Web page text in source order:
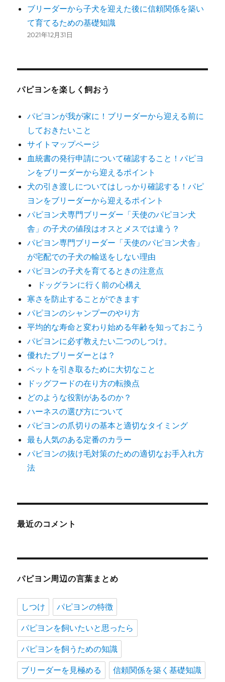
ブリーダーから子犬を迎えた後に信頼関係を築い
て育てるための基礎知識
2021年12月31日
パピヨンを楽しく飼おう
パピヨンが我が家に！ブリーダーから迎える前に
しておきたいこと
サイトマップページ
血統書の発行申請について確認すること！パピヨ
ンをブリーダーから迎えるポイント
犬の引き渡しについてはしっかり確認する！パピ
ヨンをブリーダーから迎えるポイント
パピヨン犬専門ブリーダー「天使のパピヨン犬
舎」の子犬の値段はオスとメスでは違う？
パピヨン専門ブリーダー「天使のパピヨン犬舎」
が宅配での子犬の輸送をしない理由
パピヨンの子犬を育てるときの注意点
ドッグランに行く前の心構え
寒さを防止することができます
パピヨンのシャンプーのやり方
平均的な寿命と変わり始める年齢を知っておこう
パピヨンに必ず教えたい二つのしつけ。
優れたブリーダーとは？
ペットを引き取るために大切なこと
ドッグフードの在り方の転換点
どのような役割があるのか？
ハーネスの選び方について
パピヨンの爪切りの基本と適切なタイミング
最も人気のある定番のカラー
パピヨンの抜け毛対策のための適切なお手入れ方
法
最近のコメント
パピヨン周辺の言葉まとめ
しつけ パピヨンの特徴
パピヨンを飼いたいと思ったら
パピヨンを飼うための知識
ブリーダーを見極める 信頼関係を築く基礎知識